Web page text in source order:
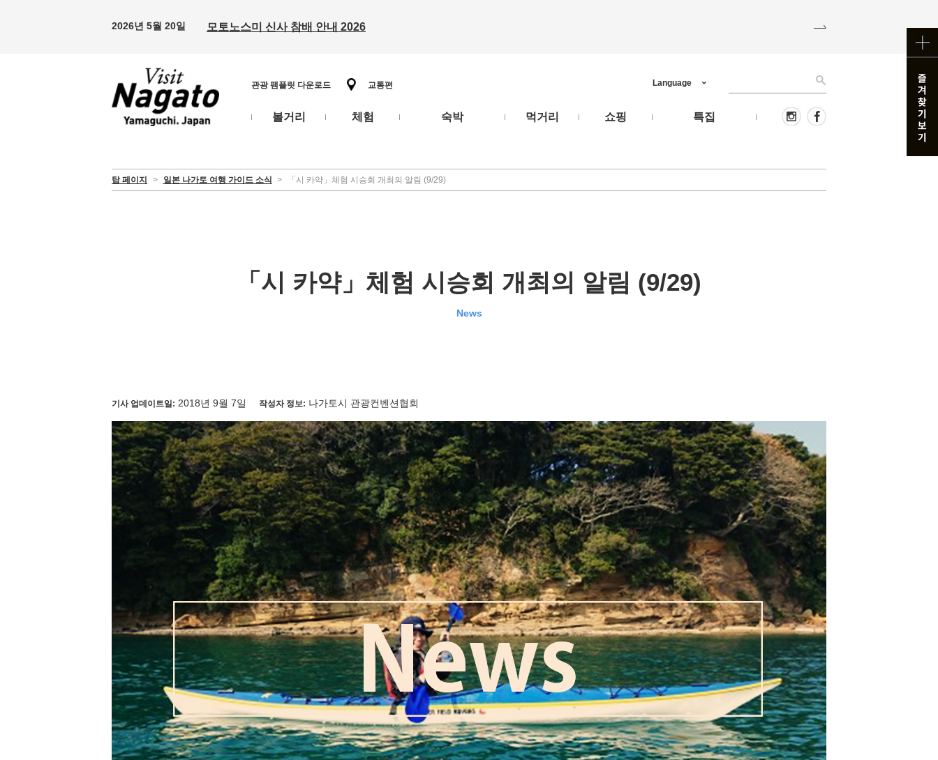
2026년 5월 20일 모토노스미 신사 참배 안내 2026
관광 팸플릿 다운로드 교통편
볼거리 체험 숙박 먹거리 쇼핑 특집
Language
탑 페이지 > 일본 나가토 여행 가이드 소식 > 「시 카약」체험 시승회 개최의 알림 (9/29)
「시 카약」체험 시승회 개최의 알림 (9/29)
News
기사 업데이트일: 2018년 9월 7일 작성자 정보: 나가토시 관광컨벤션협회